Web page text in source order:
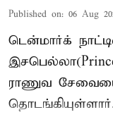
Published on: 06 Aug
டென்மார்க்
ராணுவ